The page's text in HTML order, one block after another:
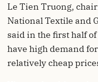
Le Tien Truong,
National Textile and
said in the first half
have high demand
relatively cheap